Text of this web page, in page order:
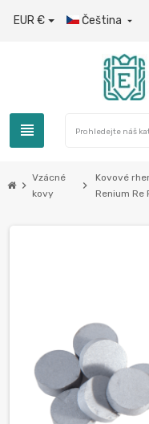
EUR € Čeština 
view_headline
chevron_right
Vzácné
kovy
chevron_right
Kovové
Renium Re